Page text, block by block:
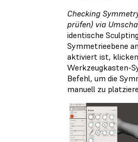
Checking
prüfen) via
identische
Symmetrieebene
aktiviert ist, klicken
Werkzeugkasten-
Befehl, um die
manuell zu